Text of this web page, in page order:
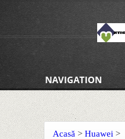
NAVIGATION
Acasă > Huawei >